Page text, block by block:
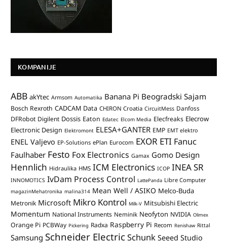
KOMPANIJE
ABB akYtec Armsom Automatika Banana Pi Beogradski Sajam
Bosch Rexroth CADCAM Data CHIRON Croatia CircuitMess Danfoss
DFRobot Digilent Dossis Eaton Edatec Elcom Media Elecfreaks Elecrow
Electronic Design Elektromont ELESA+GANTER EMP EMT elektro
ENEL Valjevo EP-Solutions ePlan Eurocom EXOR ETI Fanuc
Faulhaber Festo Fox Electronics Gamax Gomo Design
Hennlich Hidraulika HMS ICM Electronics ICOP INEA SR
INNOMOTICS IvDam Process Control LattePanda Libre Computer
magazinMehatronika malina314 Mean Well / ASIKO Melco-Buda
Metronik Microsoft Mikro Kontrol Milk-V Mitsubishi Electric
Momentum National Instruments Neminik Neofyton NVIDIA Olimex
Orange Pi PCBWay Pickering Radxa Raspberry Pi Recom Renishaw Rittal
Samsung Schneider ElectricSchunk Seeed Studio